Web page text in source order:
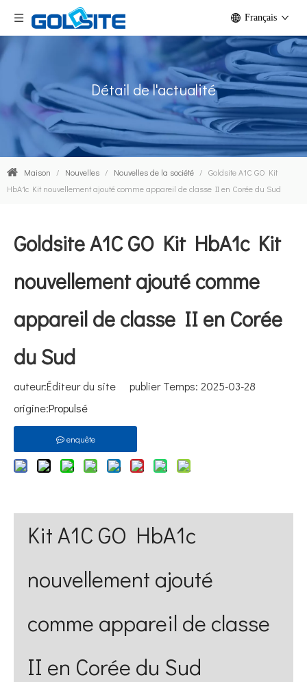
Français
Détail de l'actualité
Maison / Nouvelles / Nouvelles de la société / Goldsite A1C GO Kit
HbA1c Kit nouvellement ajouté comme appareil de classe II en Corée du Sud
Goldsite A1C GO Kit HbA1c Kit
nouvellement ajouté comme
appareil de classe II en Corée
du Sud
auteur:Éditeur du site publier Temps: 2025-03-28
origine:Propulsé
enquête
Kit A1C GO HbA1c
nouvellement ajouté
comme appareil de classe
II en Corée du Sud